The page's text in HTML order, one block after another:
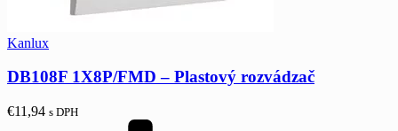
Kanlux
DB108F 1X8P/FMD – Plastový rozvádzač
€11,94 s DPH